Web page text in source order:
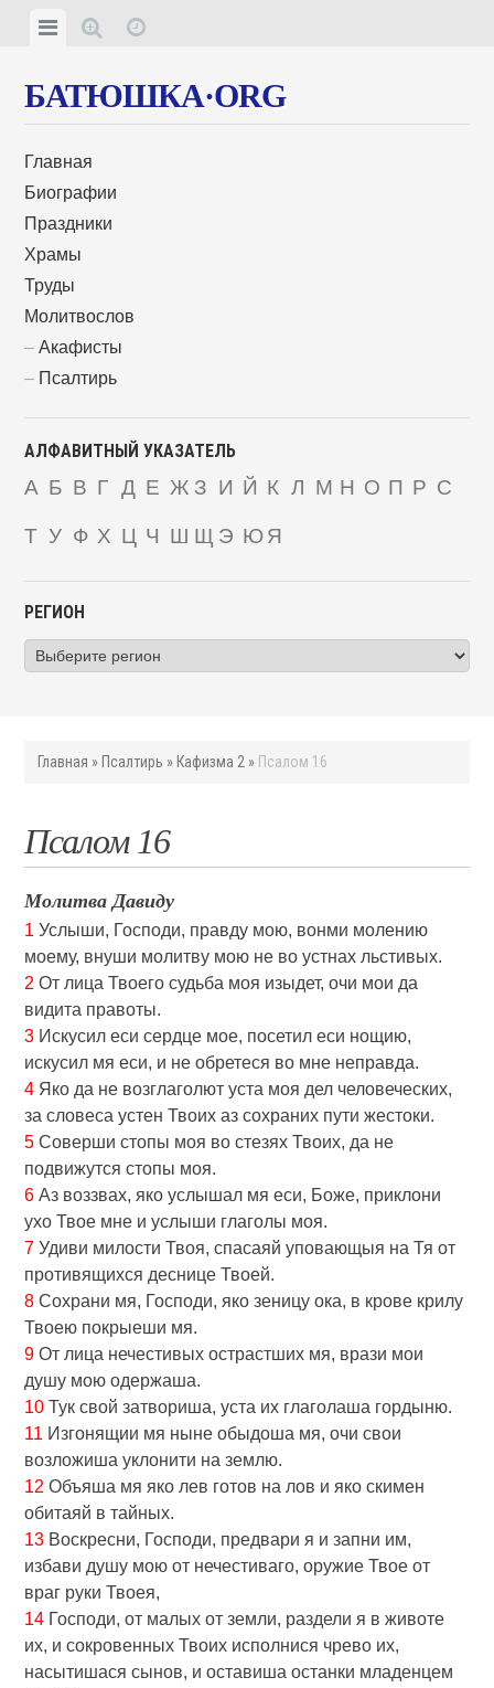
БАТЮШКА·ORG
Главная
Биографии
Праздники
Храмы
Труды
Молитвослов
Акафисты
Псалтирь
АЛФАВИТНЫЙ УКАЗАТЕЛЬ
А Б В Г Д Е Ж З И Й К Л М Н О П Р С
Т У Ф Х Ц Ч Ш Щ Э ЮЯ
РЕГИОН
Главная » Псалтирь » Кафизма 2 » Псалом 16
Псалом 16
Молитва Давиду
1 Услыши, Господи, правду мою, вонми молению
моему, внуши молитву мою не во устнах льстивых.
2 От лица Твоего судьба моя изыдет, oчи мои да
видита правоты.
3 Искусил eси сердце мое, посетил eси нощию,
искусил мя eси, и не обретеся во мне неправда.
4 Яко да не возглаголют уста моя дел человеческих,
за словеса устен Твоих аз сохраних пути жестоки.
5 Соверши стопы моя во стезях Твоих, да не
подвижутся стопы моя.
6 Аз воззвах, яко услышал мя eси, Боже, приклони
ухо Твое мне и услыши глаголы моя.
7 Удиви милости Твоя, спасаяй уповающыя на Тя от
противящихся деснице Твоей.
8 Сохрани мя, Господи, яко зеницу oка, в крове крилу
Твоeю покрыеши мя.
9 От лица нечестивых острастших мя, врази мои
душу мою одержаша.
10 Тук свой затвориша, уста их глаголаша гордыню.
11 Изгонящии мя ныне обыдоша мя, oчи свои
возложиша уклонити на землю.
12 Объяша мя яко лев готов на лов и яко скимен
обитаяй в тайных.
13 Воскресни, Господи, предвари я и запни им,
избави душу мою от нечестиваго, oружие Твое от
враг руки Твоея,
14 Господи, от малых от земли, раздели я в животе
их, и сокровенных Твоих исполнися чрево их,
насытишася сынов, и оставиша останки младенцeм